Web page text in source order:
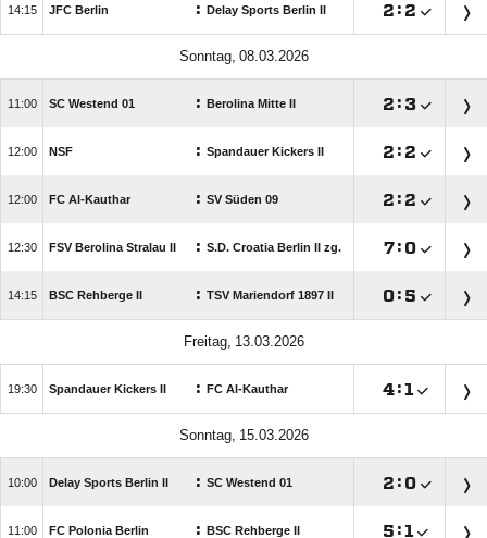
 JFC Berlin : Delay Sports Berlin II  : 
 
 SC Westend 01 : Berolina Mitte II  : 
 NSF : Spandauer Kickers II  : 
 FC Al-Kauthar : SV Süden 09  : 
 FSV Berolina Stralau II : S.D. Croatia Berlin II zg. : 
 BSC Rehberge II : TSV Mariendorf 1897 II : 
 
 Spandauer Kickers II : FC Al-Kauthar :
 
 Delay Sports Berlin II : SC Westend 01  : 
 FC Polonia Berlin : BSC Rehberge II  :